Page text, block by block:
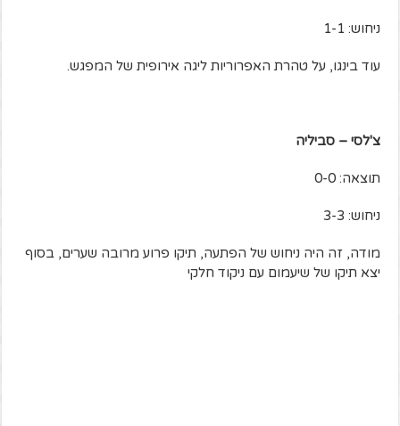
ניחוש: 1-1
עוד בינגו, על טהרת האפרוריות ליגה אירופית של המפגש.
צ'לסי – סביליה
תוצאה: 0-0
ניחוש: 3-3
מודה, זה היה ניחוש של הפתעה, תיקו פרוע מרובה שערים, בסוף
יצא תיקו של שיעמום עם ניקוד חלקי